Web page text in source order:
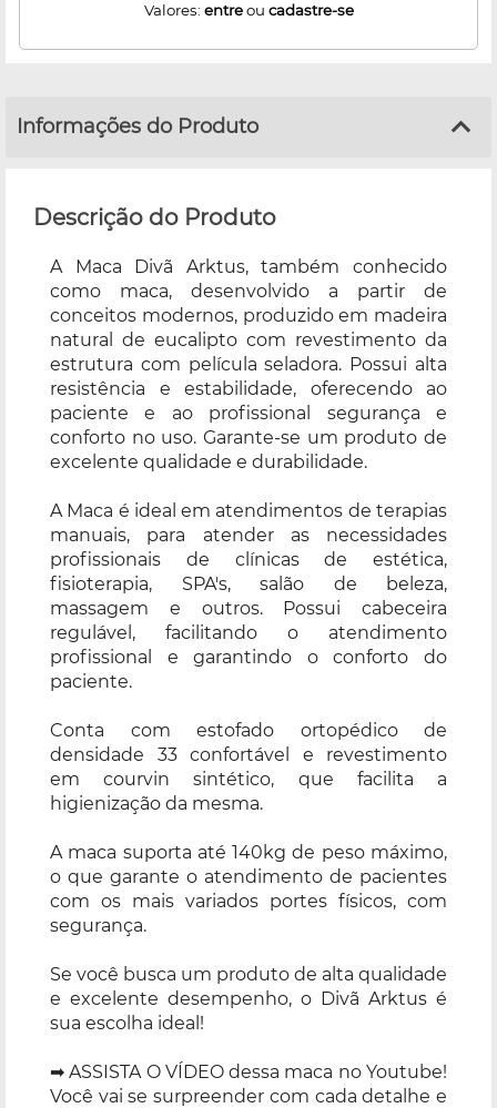
Valores: entreou cadastre-se
Informações do Produto
Descrição do Produto
A Maca Divã Arktus, também conhecido
como maca, desenvolvido a partir de
conceitos modernos, produzido em madeira
natural de eucalipto com revestimento da
estrutura com película seladora. Possui alta
resistência e estabilidade, oferecendo ao
paciente e ao profissional segurança e
conforto no uso. Garante-se um produto de
excelente qualidade e durabilidade.
A Maca é ideal em atendimentos de terapias
manuais, para atender as necessidades
profissionais de clínicas de estética,
fisioterapia, SPA's, salão de beleza,
massagem e outros. Possui cabeceira
regulável, facilitando o atendimento
profissional e garantindo o conforto do
paciente.
Conta com estofado ortopédico de
densidade 33 confortável e revestimento
em courvin sintético, que facilita a
higienização da mesma.
A maca suporta até 140kg de peso máximo,
o que garante o atendimento de pacientes
com os mais variados portes físicos, com
segurança.
Se você busca um produto de alta qualidade
e excelente desempenho, o Divã Arktus é
sua escolha ideal!
➡ ASSISTA O VÍDEO dessa maca no Youtube!
Você vai se surpreender com cada detalhe e